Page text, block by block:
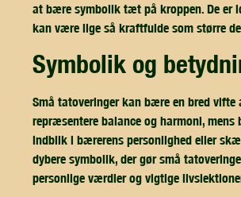
at bære symbolik tæt på kroppen. De er
kan være lige så kraftfulde som større
symbolik og
Små tatoveringer kan bære en bred
repræsentere balance og harmoni,
indblik i bærerens personlighed eller
dybere symbolik, der gør små
personlige værdier og vigtige